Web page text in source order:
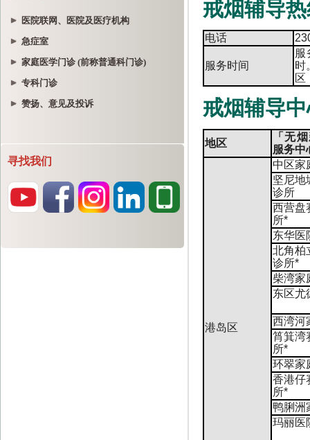
医院联网、医院及医疗机构
急症室
家庭医学门诊 (前称普通科门诊)
专科门诊
赞扬、意见及投诉
寻找我们